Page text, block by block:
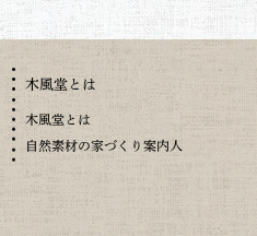
木風堂とは
木風堂とは
自然素材の家づくり案内人